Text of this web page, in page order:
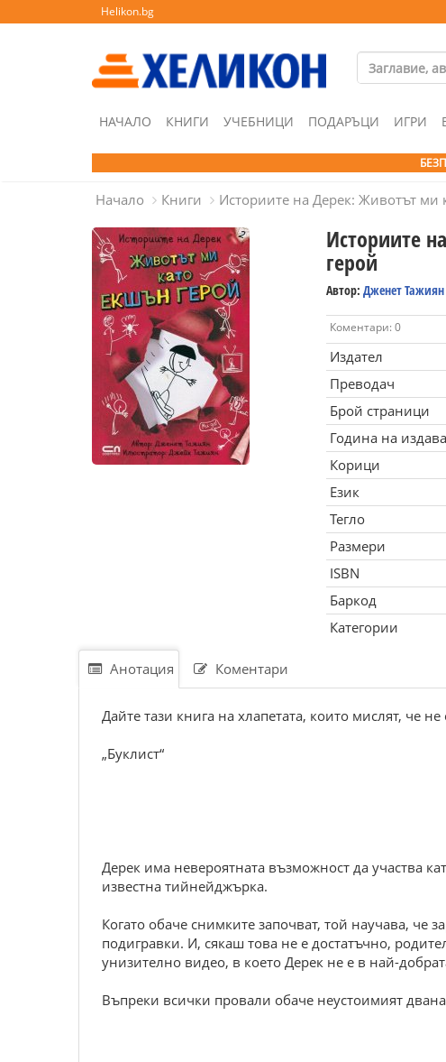
Helikon.bg
НАЧАЛО КНИГИ УЧЕБНИЦИ ПОДАРЪЦИ ИГРИ
Начало Книги Историите на Дерек: Животът ми
Историите
герой
Автор: Дженет Тажиян
Коментари: 0
Издател
Преводач
Брой страници
Година на
Корици
Език
Тегло
Размери
ISBN
Баркод
Категории
Анотация Коментари
Дайте тази книга на хлапетата, които мислят, че
„Буклист“
Дерек има невероятната възможност да участва
известна тийнейджърка.
Когато обаче снимките започват, той научава, че
подигравки. И, сякаш това не е достатъчно,
унизително видео, в което Дерек не е в най-
Въпреки всички провали обаче неустоимият